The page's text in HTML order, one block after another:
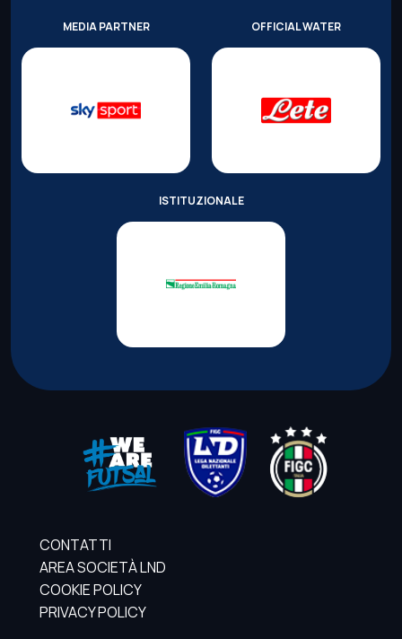
MEDIA PARTNER OFFICIAL WATER
ISTITUZIONALE
CONTATTI
AREA SOCIETÀ LND
COOKIE POLICY
PRIVACY POLICY